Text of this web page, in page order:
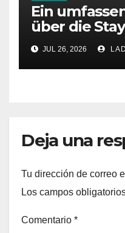
Ein
über die
JUL 26, 2026
Deja una
Tu dirección de correo
Los campos
Comentario *